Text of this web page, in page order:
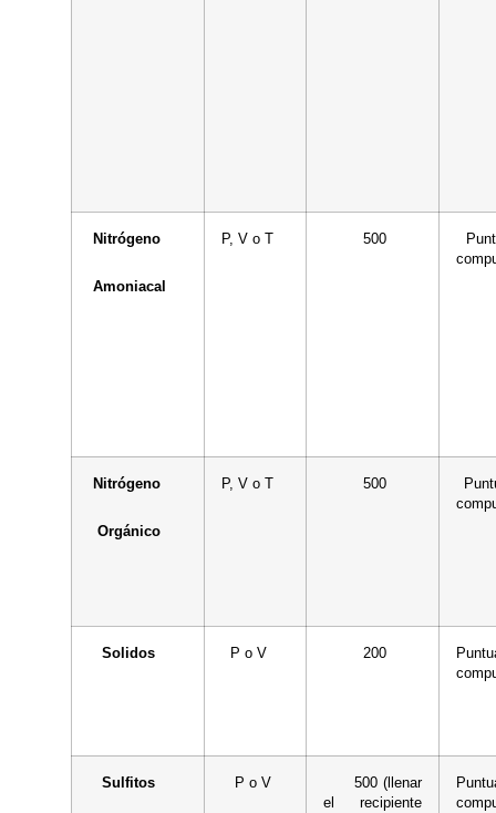
Nitrógeno
Amoniacal
P, V o T 500
Nitrógeno
Orgánico
P, V o T 500
Solidos P o V 200
Sulfitos P o V
500 (llenar
el recipiente